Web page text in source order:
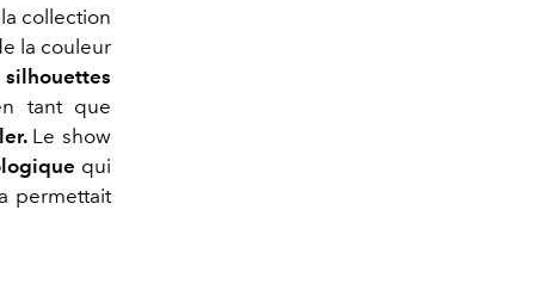
collection
la couleur
silhouettes
tant que
Le show
qui
permettait